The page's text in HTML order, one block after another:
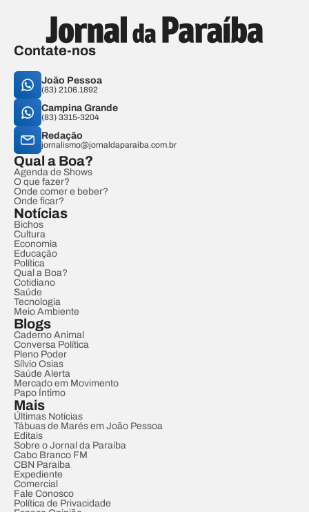
Contate-nos
João Pessoa
(83) 2106.1892
Campina Grande
(83) 3315-3204
Redação
jornalismo@jornaldaparaiba.com.br
Qual a Boa?
Agenda de Shows
O que fazer?
Onde comer e beber?
Onde ficar?
Notícias
Bichos
Cultura
Economia
Educação
Política
Qual a Boa?
Cotidiano
Saúde
Tecnologia
Meio Ambiente
Blogs
Caderno Animal
Conversa Política
Pleno Poder
Sílvio Osias
Saúde Alerta
Mercado em Movimento
Papo Íntimo
Mais
Últimas Notícias
Tábuas de Marés em João Pessoa
Editais
Sobre o Jornal da Paraíba
Cabo Branco FM
CBN Paraíba
Expediente
Comercial
Fale Conosco
Política de Privacidade